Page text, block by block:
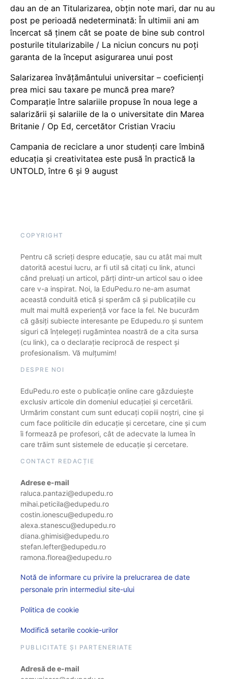
dau an de an Titularizarea, obțin note mari, dar nu au
post pe perioadă nedeterminată: În ultimii ani am
încercat să ținem cât se poate de bine sub control
posturile titularizabile / La niciun concurs nu poți
garanta de la început asigurarea unui post
Salarizarea învățământului universitar – coeficienți
prea mici sau taxare pe muncă prea mare?
Comparație între salariile propuse în noua lege a
salarizării și salariile de la o universitate din Marea
Britanie / Op Ed, cercetător Cristian Vraciu
Campania de reciclare a unor studenți care îmbină
educația și creativitatea este pusă în practică la
UNTOLD, între 6 și 9 august
COPYRIGHT
Pentru că scrieți despre educație, sau cu atât mai mult
datorită acestui lucru, ar fi util să citați cu link, atunci
când preluați un articol, părți dintr-un articol sau o idee
care v-a inspirat. Noi, la EduPedu.ro ne-am asumat
această conduită etică și sperăm că și publicațiile cu
mult mai multă experiență vor face la fel. Ne bucurăm
că găsiți subiecte interesante pe Edupedu.ro și suntem
siguri că înțelegeți rugămintea noastră de a cita sursa
(cu link), ca o declarație reciprocă de respect și
profesionalism. Vă mulțumim!
DESPRE NOI
EduPedu.ro este o publicație online care găzduiește
exclusiv articole din domeniul educației și cercetării.
Urmărim constant cum sunt educați copiii noștri, cine și
cum face politicile din educație și cercetare, cine și cum
îi formează pe profesori, cât de adecvate la lumea în
care trăim sunt sistemele de educație și cercetare.
CONTACT REDACȚIE
Adrese e-mail
raluca.pantazi@edupedu.ro
mihai.peticila@edupedu.ro
costin.ionescu@edupedu.ro
alexa.stanescu@edupedu.ro
diana.ghimisi@edupedu.ro
stefan.lefter@edupedu.ro
ramona.florea@edupedu.ro
Notă de informare cu privire la prelucrarea de date
personale prin intermediul site-ului
Politica de cookie
Modifică setarile cookie-urilor
PUBLICITATE ȘI PARTENERIATE
Adresă de e-mail